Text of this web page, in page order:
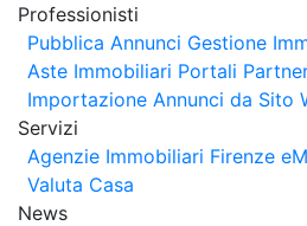
Professionisti
Pubblica Annunci Gestione
Aste Immobiliari Portali
Importazione Annunci da Sito
Servizi
Agenzie Immobiliari Firenze
Valuta Casa
News